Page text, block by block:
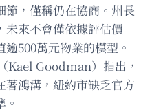
節，僅稱仍在協商。州長
未來不會僅依據評估價
500萬元物業的模型。
Goodman）指出，
鴻溝，紐約市缺乏官方